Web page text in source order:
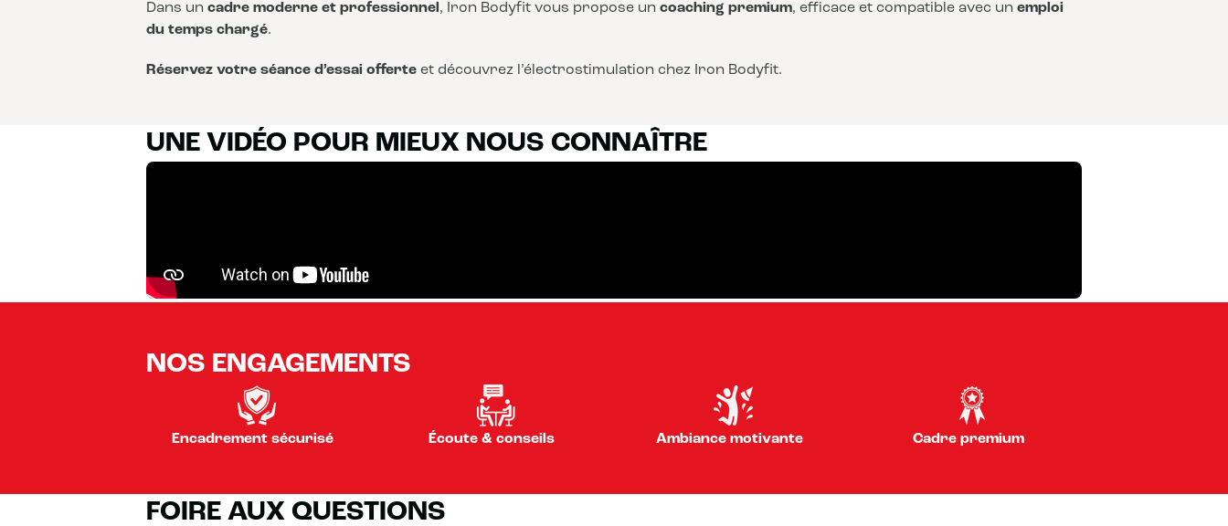
Dans un cadre moderne et professionnel , Iron Bodyfit vous propose un coaching premium, efficace et compatible avec un emploi
du temps chargé.
Réservez votre séance d’essai offerte et découvrez l’électrostimulation chez Iron Bodyfit.
UNE VIDÉO POUR MIEUX NOUS CONNAÎTRE
NOS ENGAGEMENTS
Encadrement sécurisé Écoute & conseils Ambiance motivante Cadre premium
FOIRE AUX QUESTIONS